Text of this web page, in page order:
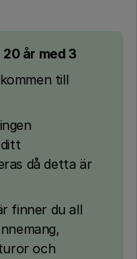
år med 3
till
då detta är
finner du all
och